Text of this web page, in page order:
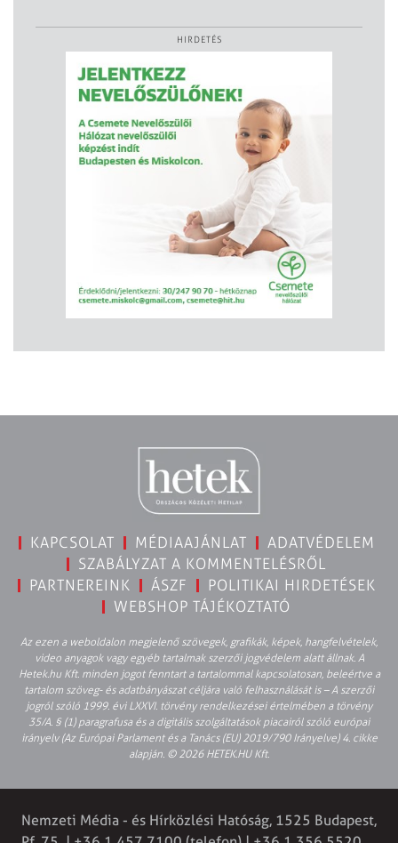
HIRDETÉS
KAPCSOLAT MÉDIAAJÁNLAT
ADATVÉDELEM
SZABÁLYZAT A KOMMENTELÉSRŐL
PARTNEREINK
ÁSZF
POLITIKAI HIRDETÉSEK
WEBSHOP TÁJÉKOZTATÓ
Az ezen a weboldalon megjelenő szövegek, grafikák, képek, hangfelvételek,
video anyagok vagy egyéb tartalmak szerzői jogvédelem alatt állnak. A
Hetek.hu Kft. minden jogot fenntart a tartalommal kapcsolatosan, beleértve a
tartalom szöveg- és adatbányászat céljára való felhasználását is – A szerzői
jogról szóló 1999. évi LXXVI. törvény rendelkezései értelmében a törvény
35/A. § (1) paragrafusa és a digitális szolgáltatások piacairól szóló európai
irányelv (Az Európai Parlament és a Tanács (EU) 2019/790 Irányelve) 4. cikke
alapján. © 2026 HETEK.HU Kft.
Nemzeti Média - és Hírközlési Hatóság, 1525 Budapest,